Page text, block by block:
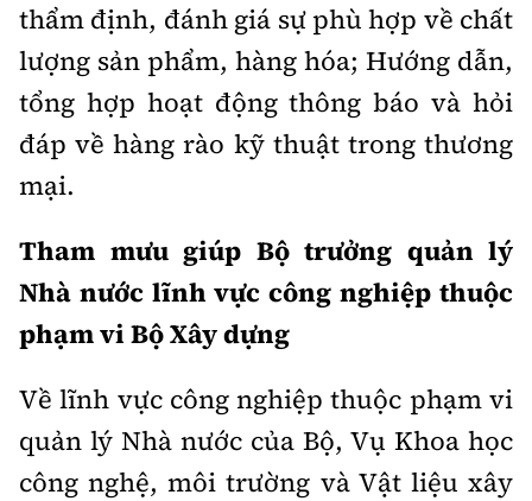
thẩm định, đánh giá sự phù hợp về chất
lượng sản phẩm, hàng hóa; Hướng dẫn,
tổng hợp hoạt động thông báo và hỏi
đáp về hàng rào kỹ thuật trong thương
mại.
Tham mưu giúp Bộ trưởng quản lý
Nhà nước lĩnh vực công nghiệp thuộc
phạm vi Bộ Xây dựng
Về lĩnh vực công nghiệp thuộc phạm vi
quản lý Nhà nước của Bộ, Vụ Khoa học
công nghệ, môi trường và Vật liệu xây